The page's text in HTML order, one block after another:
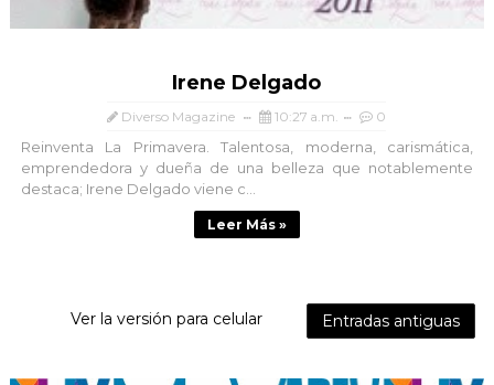
Irene Delgado
Diverso Magazine 10:27 a.m. 0
Reinventa La Primavera. Talentosa, moderna, carismática,
emprendedora y dueña de una belleza que notablemente
destaca; Irene Delgado viene c...
Leer Más »
Entradas antiguas
Ver la versión para celular